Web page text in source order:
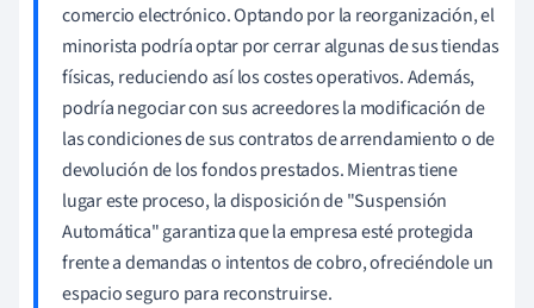
comercio electrónico. Optando por la reorganización, el
minorista podría optar por cerrar algunas de sus tiendas
físicas, reduciendo así los costes operativos. Además,
podría negociar con sus acreedores la modificación de
las condiciones de sus contratos de arrendamiento o de
devolución de los fondos prestados. Mientras tiene
lugar este proceso, la disposición de "Suspensión
Automática" garantiza que la empresa esté protegida
frente a demandas o intentos de cobro, ofreciéndole un
espacio seguro para reconstruirse.